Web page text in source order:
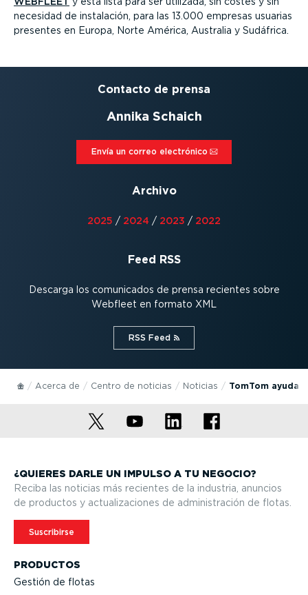
necesidad de instalación, para las 13.000 empresas usuarias
presentes en Europa, Norte América, Australia y Sudáfrica.
Contacto de prensa
Annika Schaich
Envía un correo electrónico⁠
Archivo
2025 / 2024 / 2023 / 2022
Feed RSS
Descarga los comunicados de prensa recientes sobre
Webfleet en formato XML
RSS Feed⁠
Acerca de Centro de noticias Noticias TomTom ayuda
PRODUCTOS
Gestión de flotas
¿QUIERES DARLE UN IMPULSO A TU NEGOCIO?
Reciba las noticias más recientes de la industria, anuncios
de productos y actua­li­za­ciones de adminis­tración de flotas.
Suscribirse